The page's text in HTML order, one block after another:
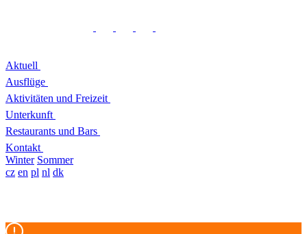
Aktuell
Ausflüge
Aktivitäten und Freizeit
Unterkunft
Restaurants und Bars
Kontakt
Winter Sommer
cz en pl nl dk